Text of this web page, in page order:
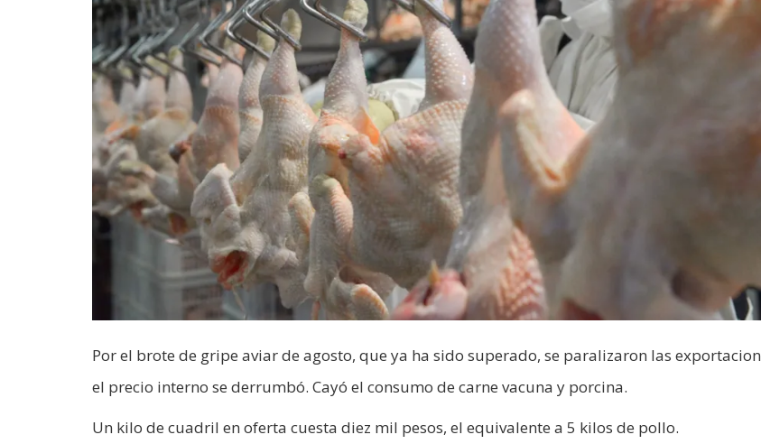
Por el brote de gripe aviar de agosto, que ya ha sido superado, se paralizaron las
el precio interno se derrumbó. Cayó el consumo de carne vacuna y porcina.
Un kilo de cuadril en oferta cuesta diez mil pesos, el equivalente a 5 kilos de pollo.